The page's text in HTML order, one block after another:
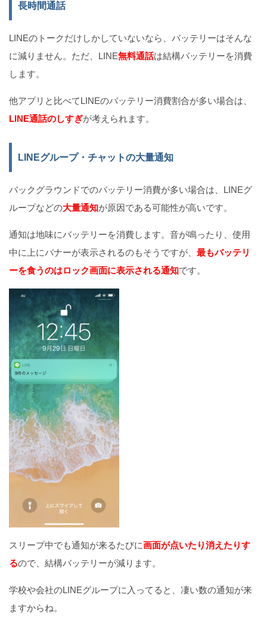
長時間通話
LINEのトークだけしかしていないなら、バッテリーはそんな
に減りません。ただ、LINE無料通話は結構バッテリーを消費
します。
他アプリと比べてLINEのバッテリー消費割合が多い場合は、
LINE通話のしすぎが考えられます。
LINEグループ・チャットの大量通知
バックグラウンドでのバッテリー消費が多い場合は、LINEグ
ループなどの大量通知が原因である可能性が高いです。
通知は地味にバッテリーを消費します。音が鳴ったり、使用
中に上にバナーが表示されるのもそうですが、 最もバッテリ
ーを食うのはロック画面に表示される通知です。
スリープ中でも通知が来るたびに画面が点いたり消えたりす
るので、結構バッテリーが減ります。
学校や会社のLINEグループに入ってると、凄い数の通知が来
ますからね。